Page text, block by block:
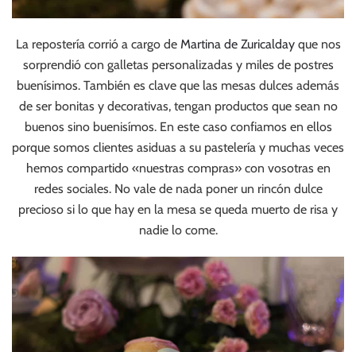
La repostería corrió a cargo de Martina de Zuricaldayque nos
sorprendió con galletas personalizadas y miles de postres
buenísimos. También es clave que las mesas dulces además
de ser bonitas y decorativas, tengan productos que sean no
buenos sino buenisímos. En este caso confiamos en ellos
porque somos clientes asiduas a su pastelería y muchas veces
hemos compartido «nuestras compras» con vosotras en
redes sociales. No vale de nada poner un rincón dulce
precioso si lo que hay en la mesa se queda muerto de risa y
nadie lo come.